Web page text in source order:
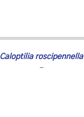
Caloptilia roscipennella
-